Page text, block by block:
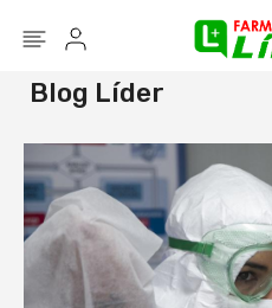
Seguir mi
Blog Líder